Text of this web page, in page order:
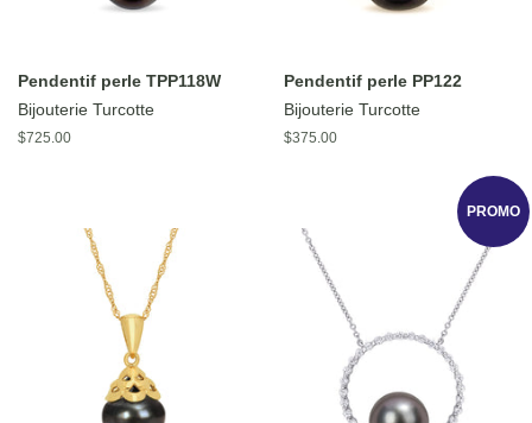
Pendentif perle TPP118W
Bijouterie Turcotte
Prix
$725.00
Pendentif perle PP122
Bijouterie Turcotte
Prix
$375.00
PROMO